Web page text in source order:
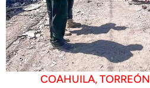
COAHUILA,TORREÓN